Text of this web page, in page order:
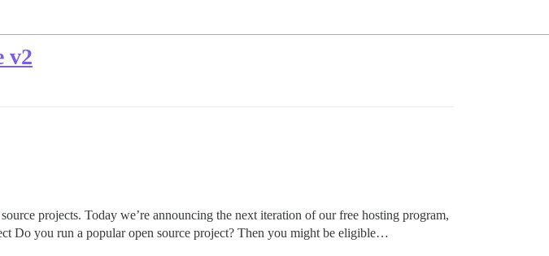
v2
projects. Today we’re announcing the next iteration of our free hosting program,
Do you run a popular open source project? Then you might be eligible…